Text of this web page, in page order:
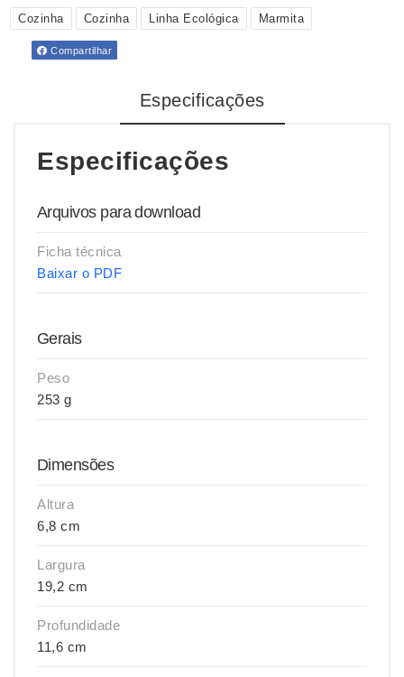
Cozinha Cozinha Linha Ecológica Marmita
Compartilhar
Especificações
Especificações
Arquivos para download
Ficha técnica
Baixar o PDF
Gerais
Peso
253 g
Dimensões
Altura
6,8 cm
Largura
19,2 cm
Profundidade
11,6 cm